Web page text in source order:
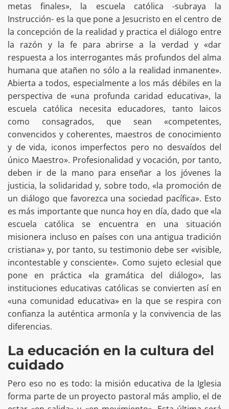
metas finales», la escuela católica -subraya la
Instrucción- es la que pone a Jesucristo en el centro de
la concepción de la realidad y practica el diálogo entre
la razón y la fe para abrirse a la verdad y «dar
respuesta a los interrogantes más profundos del alma
humana que atañen no sólo a la realidad inmanente».
Abierta a todos, especialmente a los más débiles en la
perspectiva de «una profunda caridad educativa», la
escuela católica necesita educadores, tanto laicos
como consagrados, que sean «competentes,
convencidos y coherentes, maestros de conocimiento
y de vida, iconos imperfectos pero no desvaídos del
único Maestro». Profesionalidad y vocación, por tanto,
deben ir de la mano para enseñar a los jóvenes la
justicia, la solidaridad y, sobre todo, «la promoción de
un diálogo que favorezca una sociedad pacífica». Esto
es más importante que nunca hoy en día, dado que «la
escuela católica se encuentra en una situación
misionera incluso en países con una antigua tradición
cristiana» y, por tanto, su testimonio debe ser «visible,
incontestable y consciente». Como sujeto eclesial que
pone en práctica «la gramática del diálogo», las
instituciones educativas católicas se convierten así en
«una comunidad educativa» en la que se respira con
confianza la auténtica armonía y la convivencia de las
diferencias.
La educación en la cultura del
cuidado
Pero eso no es todo: la misión educativa de la Iglesia
forma parte de un proyecto pastoral más amplio, el de